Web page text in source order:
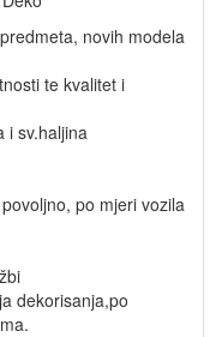
novih modela
te kvalitet i
i sv.haljina
po mjeri vozila
dekorisanja,po